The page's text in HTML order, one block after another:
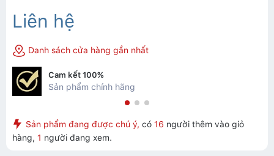
Liên hệ
Danh sách cửa hàng gần nhất
Cam kết 100%
Sản phẩm chính hãng
Sản phẩm đang được chú ý, có 16 người thêm vào giỏ
hàng, 1 người đang xem.